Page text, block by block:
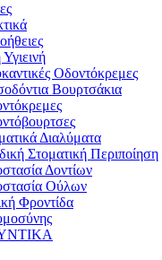
Οδοντόκρεμες
Βουρτσάκια
Διαλύματα
Στοματική Περιποίηση
Δοντίων
Ούλων
Φροντίδα